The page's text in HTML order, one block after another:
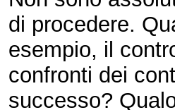
di procedere.
esempio, il
confronti dei
successo?